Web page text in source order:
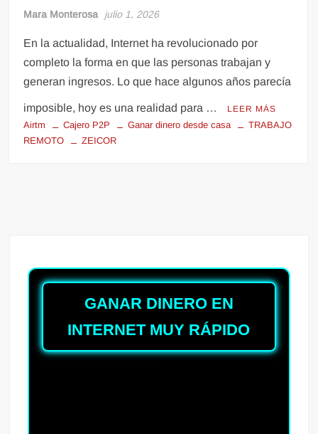
Mara Monterosa julio 1, 2026
En la actualidad, Internet ha revolucionado por
completo la forma en que las personas trabajan y
generan ingresos. Lo que hace algunos años parecía
imposible, hoy es una realidad para … LEER MÁS
Airtm Cajero P2P Ganar dinero desde casa
TRABAJO
REMOTO
ZEICOR
GANAR DINERO EN
INTERNET MUY RÁPIDO